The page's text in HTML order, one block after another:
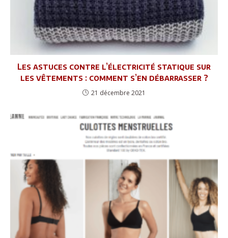
Les astuces contre l’électricité statique sur
les vêtements : comment s’en débarrasser ?
21 décembre 2021